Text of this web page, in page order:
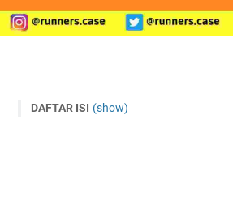
DAFTAR ISI (show)